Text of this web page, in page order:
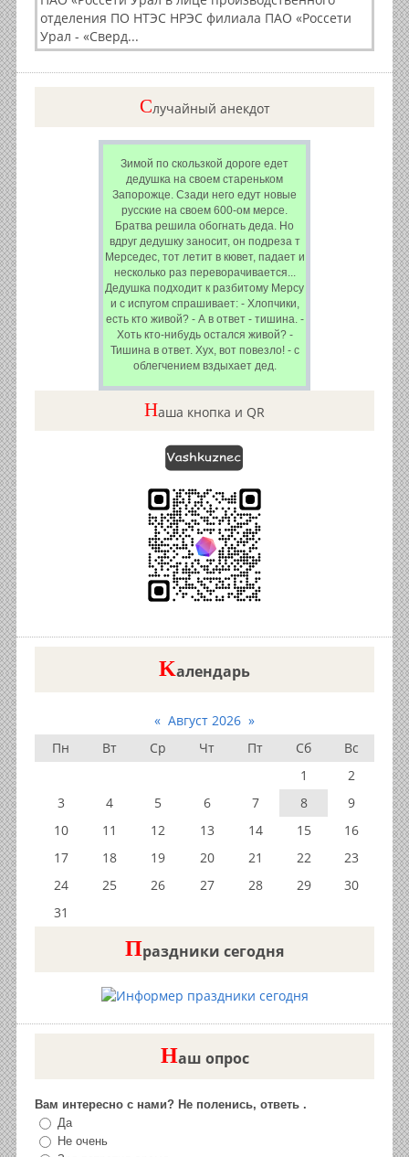
отделения ПО НТЭС НРЭС филиала ПАО «Россети
Урал - «Сверд...
Cлучайный анекдот
Зимой по скользкой дороге едет
дедушка на своем стареньком
Запорожце. Сзади него едут новые
русские на своем 600-ом мерсе.
Братва решила обогнать деда. Но
вдруг дедушку заносит, он подреза т
Мерседес, тот летит в кювет, падает и
несколько раз переворачивается...
Дедушка подходит к разбитому Мерсу
и с испугом спрашивает: - Хлопчики,
есть кто живой? - А в ответ - тишина. -
Хоть кто-нибудь остался живой? -
Тишина в ответ. Хух, вот повезло! - с
облегчением вздыхает дед.
Наша кнопка и QR
Kалендарь
« Август 2026 »
Пн
Вт Ср Чт Пт Сб
Вс
1
2
3
4 5 6 7 8
9
10
11 12 13 14 15
16
17
18 19 20 21 22
23
24
25 26 27 28 29
30
31
Праздники сегодня
Наш опрос
Вам интересно с нами? Не поленись, ответь .
Да
Не очень